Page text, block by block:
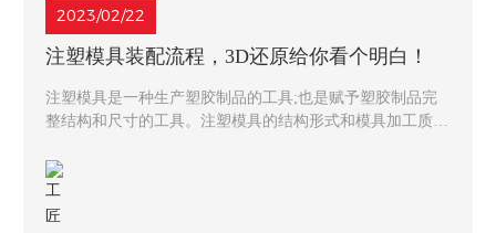
2023/02/22
注塑模具装配流程，3D还原给你看个明白！
注塑模具是一种生产塑胶制品的工具;也是赋予塑胶制品完
整结构和尺寸的工具。注塑模具的结构形式和模具加工质量
模具制造过程中重要的后工序，模具质量与模具装配紧密联
系